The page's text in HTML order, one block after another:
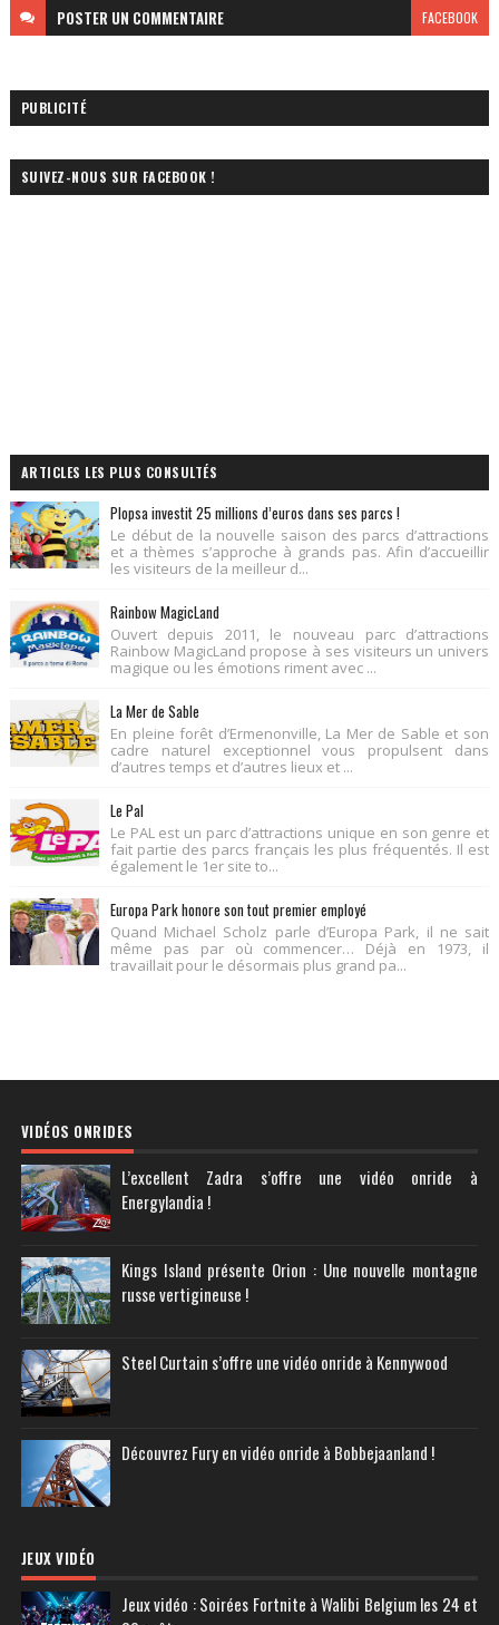
POSTER UN COMMENTAIRE FACEBOOK
PUBLICITÉ
SUIVEZ-NOUS SUR FACEBOOK !
ARTICLES LES PLUS CONSULTÉS
Plopsa investit 25 millions d’euros dans ses parcs !
Le début de la nouvelle saison des parcs d’attractions
et a thèmes s’approche à grands pas. Afin d’accueillir
les visiteurs de la meilleur d...
Rainbow MagicLand
Ouvert depuis 2011, le nouveau parc d’attractions
Rainbow MagicLand propose à ses visiteurs un univers
magique ou les émotions riment avec ...
La Mer de Sable
En pleine forêt d’Ermenonville, La Mer de Sable et son
cadre naturel exceptionnel vous propulsent dans
d’autres temps et d’autres lieux et ...
Le Pal
Le PAL est un parc d’attractions unique en son genre et
fait partie des parcs français les plus fréquentés. Il est
également le 1er site to...
Europa Park honore son tout premier employé
Quand Michael Scholz parle d’Europa Park, il ne sait
même pas par où commencer… Déjà en 1973, il
travaillait pour le désormais plus grand pa...
VIDÉOS ONRIDES
L’excellent Zadra s’offre une vidéo onride à
Energylandia !
Kings Island présente Orion : Une nouvelle montagne
russe vertigineuse !
Steel Curtain s’offre une vidéo onride à Kennywood
Découvrez Fury en vidéo onride à Bobbejaanland !
JEUX VIDÉO
Jeux vidéo : Soirées Fortnite à Walibi Belgium les 24 et